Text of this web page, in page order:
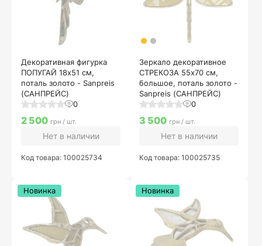
Декоративная фигурка
ПОПУГАЙ 18х51 см,
поталь золото - Sanpreis
(САНПРЕЙС)
0
2 500 грн / шт.
Нет в наличии
Код товара: 100025734
Зеркало декоративное
СТРЕКОЗА 55x70 см,
большое, поталь золото -
Sanpreis (САНПРЕЙС)
0
3 500 грн / шт.
Нет в наличии
Код товара: 100025735
Новинка Новинка